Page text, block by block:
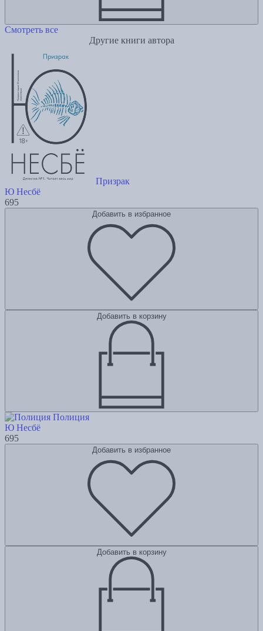
Смотреть все
Другие книги автора
Призрак
Ю Несбё
695
Добавить в избранное
Добавить в корзину
Полиция
Ю Несбё
695
Добавить в избранное
Добавить в корзину